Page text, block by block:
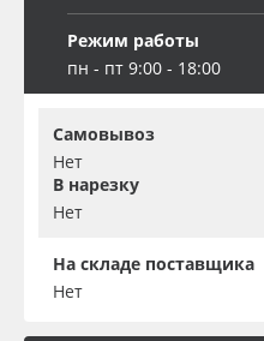
Режим работы
пн - пт 9:00 - 18:00
Самовывоз
Нет
В нарезку
Нет
На складе поставщика
Нет